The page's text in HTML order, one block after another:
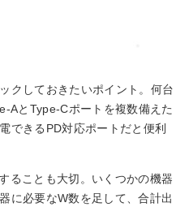
クしておきたいポイント。何台
AとType-Cポートを複数備えた
できるPD対応ポートだと便利
ることも大切。いくつかの機器
に必要なW数を足して、合計出